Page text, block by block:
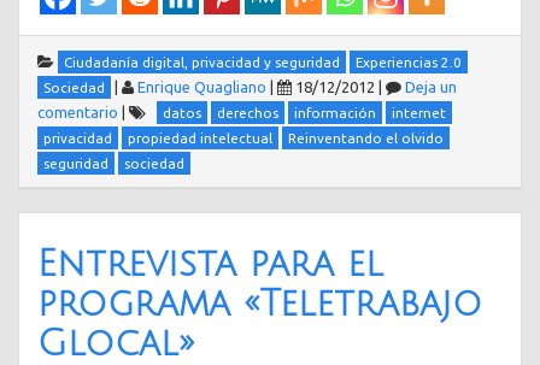
Ciudadanía digital, privacidad y seguridad
Experiencias 2.0
Sociedad
Enrique Quagliano 18/12/2012
Deja un
comentario
datos derechos información
internet
privacidad
propiedad intelectual
Reinventando el olvido
seguridad
sociedad
Entrevista para el
programa «Teletrabajo
Glocal»